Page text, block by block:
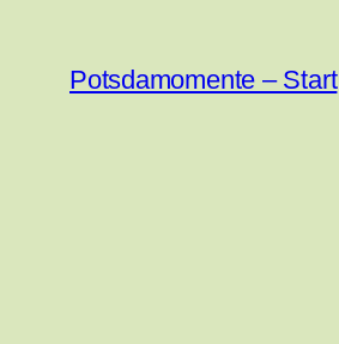
Potsdamomente – Start